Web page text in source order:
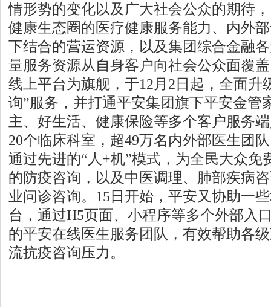
情形势的变化以及广大社会公众的期待
健康生态圈的医疗健康服务能力、内外
下结合的营运资源，以及集团综合金融
量服务资源从自身客户向社会公众面覆
线上平台为旗舰，于12月2日起，全面升
询”服务，并打通平安集团旗下平安金管
主、好生活、健康保险等多个客户服务
20个临床科室，超49万名内外部医生团
通过先进的“人+机”模式，为全民大众免
的防疫咨询，以及中医调理、肺部疾病
业问诊咨询。15日开始，平安又协助一
台，通过H5页面、小程序等多个外部入
的平安在线医生服务团队，有效帮助各
流抗疫咨询压力。